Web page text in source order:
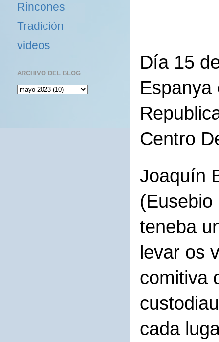
Día 15
Espanya
Centro
Joaquín
teneba
levar os
comitiva
cada
Rincones
Tradición
videos
ARCHIVO DEL BLOG